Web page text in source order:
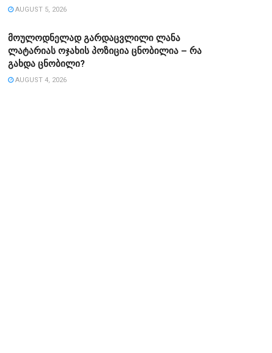
AUGUST 5, 2026
მოულოდნელად გარდაცვლილი ლანა
ლატარიას ოჯახის პოზიცია ცნობილია – რა
გახდა ცნობილი?
AUGUST 4, 2026